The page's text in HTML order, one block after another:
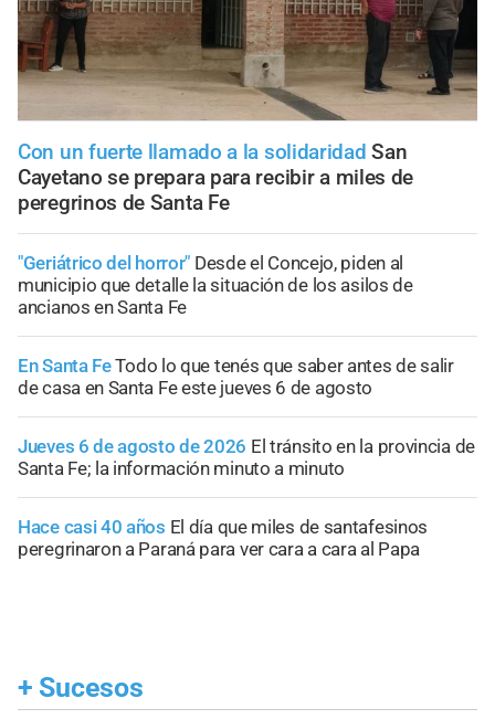
Con un fuerte llamado a la solidaridad San
Cayetano se prepara para recibir a miles de
peregrinos de Santa Fe
"Geriátrico del horror" Desde el Concejo, piden al
municipio que detalle la situación de los asilos de
ancianos en Santa Fe
En Santa FeTodo lo que tenés que saber antes de salir
de casa en Santa Fe este jueves 6 de agosto
Jueves 6 de agosto de 2026 El tránsito en la provincia de
Santa Fe; la información minuto a minuto
Hace casi 40 años El día que miles de santafesinos
peregrinaron a Paraná para ver cara a cara al Papa
+ Sucesos